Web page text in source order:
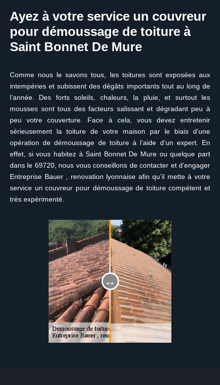
Ayez à votre service un couvreur
pour démoussage de toiture à
Saint Bonnet De Mure
Comme nous le savons tous, les toitures sont exposées aux
intempéries et subissent des dégâts importants tout au long de
l’année. Des forts soleils, chaleurs, la pluie, et surtout les
mousses sont tous des facteurs salissant et dégradant peu à
peu votre couverture. Face à cela, vous devez entretenir
sérieusement la toiture de votre maison par le biais d’une
opération de démoussage de toiture à l’aide d’un expert. En
effet, si vous habitez à Saint Bonnet De Mure ou quelque part
dans le 69720, nous vous conseillons de contacter et d’engager
Entreprise Bauer , renovation lyonnaise afin qu’il mette à votre
service un couvreur pour démoussage de toiture compétent et
très expérimenté.